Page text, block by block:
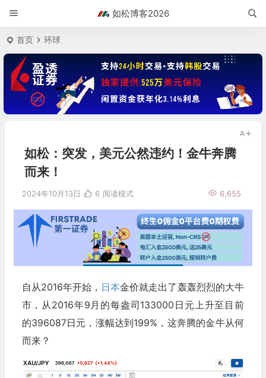
如松博客2026
首页 环球
如松：突发，美元公然违约！金牛奔腾
而来！
2024年10月13日 6,655
6 阅读模式
自从2016年开始， 日本金价就走出了轰轰烈烈的大牛
市，从2016年9月的每盎司133000日元上升至目前
的396087日元，涨幅达到199%，这奔腾的金牛从何
而来？